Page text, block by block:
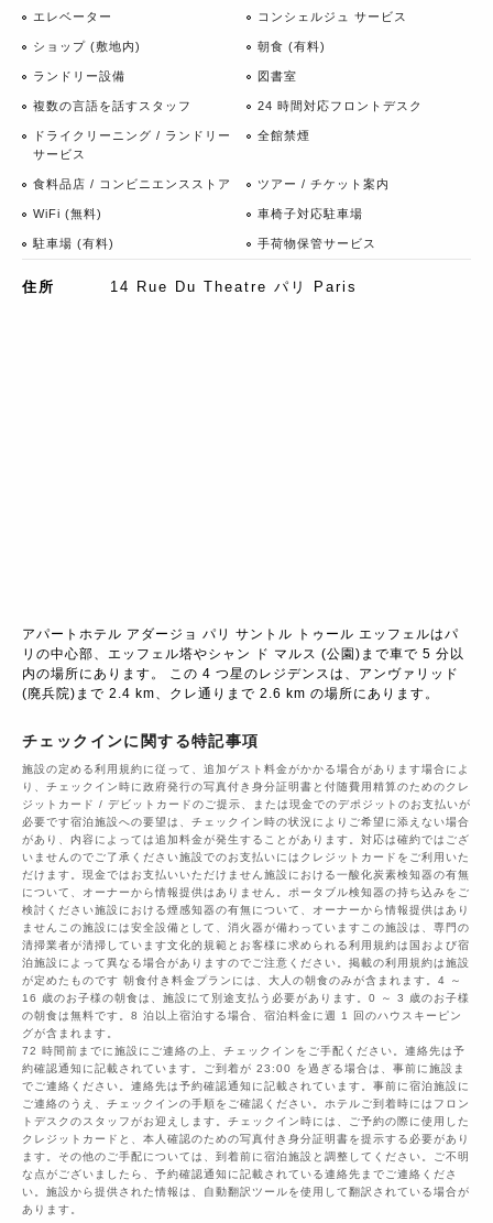
エレベーター コンシェルジュ サービス
ショップ (敷地内) 朝食 (有料)
ランドリー設備 図書室
複数の言語を話すスタッフ 24 時間対応フロントデスク
ドライクリーニング / ランドリー
サービス
全館禁煙
食料品店 / コンビニエンスストア ツアー / チケット案内
WiFi (無料) 車椅子対応駐車場
駐車場 (有料) 手荷物保管サービス
住所 14 Rue Du Theatre パリ Paris
アパートホテル アダージョ パリ サントル トゥール エッフェルはパ
リの中心部、エッフェル塔やシャン ド マルス (公園)まで車で 5 分以
内の場所にあります。 この 4 つ星のレジデンスは、アンヴァリッド
(廃兵院)まで 2.4 km、クレ通りまで 2.6 km の場所にあります。
チェックインに関する特記事項
施設の定める利用規約に従って、追加ゲスト料金がかかる場合があります場合によ
り、チェックイン時に政府発行の写真付き身分証明書と付随費用精算のためのクレ
ジットカード / デビットカードのご提示、または現金でのデポジットのお支払いが
必要です宿泊施設への要望は、チェックイン時の状況によりご希望に添えない場合
があり、内容によっては追加料金が発生することがあります。対応は確約ではござ
いませんのでご了承ください施設でのお支払いにはクレジットカードをご利用いた
だけます。現金ではお支払いいただけません施設における一酸化炭素検知器の有無
について、オーナーから情報提供はありません。ポータブル検知器の持ち込みをご
検討ください施設における煙感知器の有無について、オーナーから情報提供はあり
ませんこの施設には安全設備として、消火器が備わっていますこの施設は、専門の
清掃業者が清掃しています文化的規範とお客様に求められる利用規約は国および宿
泊施設によって異なる場合がありますのでご注意ください。掲載の利用規約は施設
が定めたものです 朝食付き料金プランには、大人の朝食のみが含まれます。4 ～
16 歳のお子様の朝食は、施設にて別途支払う必要があります。0 ～ 3 歳のお子様
の朝食は無料です。8 泊以上宿泊する場合、宿泊料金に週 1 回のハウスキーピン
グが含まれます。
72 時間前までに施設にご連絡の上、チェックインをご手配ください。連絡先は予
約確認通知に記載されています。ご到着が 23:00 を過ぎる場合は、事前に施設ま
でご連絡ください。連絡先は予約確認通知に記載されています。事前に宿泊施設に
ご連絡のうえ、チェックインの手順をご確認ください。ホテルご到着時にはフロン
トデスクのスタッフがお迎えします。チェックイン時には、ご予約の際に使用した
クレジットカードと、本人確認のための写真付き身分証明書を提示する必要があり
ます。その他のご手配については、到着前に宿泊施設と調整してください。ご不明
な点がございましたら、予約確認通知に記載されている連絡先までご連絡くださ
い。施設から提供された情報は、自動翻訳ツールを使用して翻訳されている場合が
あります。